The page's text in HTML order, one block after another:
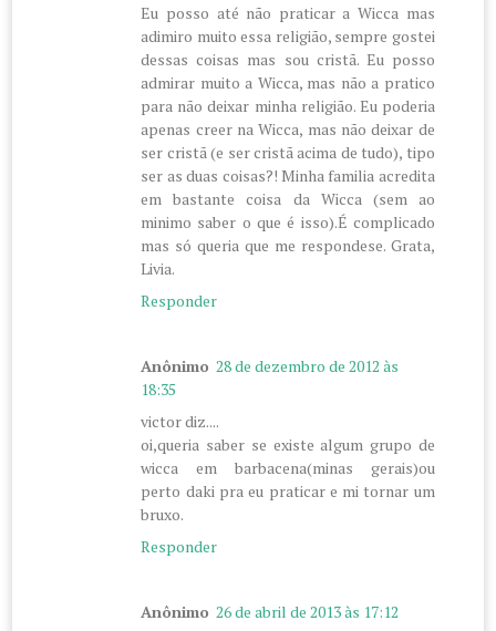
Eu posso até não praticar a Wicca mas
adimiro muito essa religião, sempre gostei
dessas coisas mas sou cristã. Eu posso
admirar muito a Wicca, mas não a pratico
para não deixar minha religião. Eu poderia
apenas creer na Wicca, mas não deixar de
ser cristã (e ser cristã acima de tudo), tipo
ser as duas coisas?! Minha familia acredita
em bastante coisa da Wicca (sem ao
minimo saber o que é isso).É complicado
mas só queria que me respondese. Grata,
Livia.
Responder
Anônimo 28 de dezembro de 2012 às
18:35
victor diz....
oi,queria saber se existe algum grupo de
wicca em barbacena(minas gerais)ou
perto daki pra eu praticar e mi tornar um
bruxo.
Responder
Anônimo 26 de abril de 2013 às 17:12